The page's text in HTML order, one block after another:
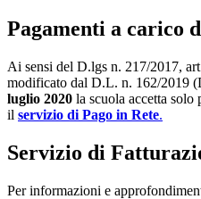
Pagamenti a carico
Ai sensi del D.lgs n. 217/2017,
modificato dal D.L. n. 162/2019
luglio 2020 la scuola accetta solo
il servizio di Pago in Rete.
Servizio di
Per informazioni e